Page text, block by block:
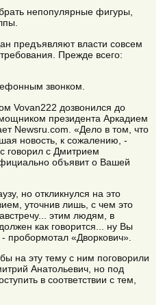
непопулярные фигуры,
предъявляют власти совсем
Прежде всего:
звонком.
Vovan222 дозвонился до
президента Аркадием
Newsru.com. «Дело в том, что
новость, к сожалению, -
говорил с Дмитрием
объявит о Вашей
но откликнулся на это
уточнив лишь, с чем это
этим людям, в
как говорится... ну Вы
«Дворкович».
на эту тему с ним поговорили
Анатольевич, но под
в соответствии с тем,